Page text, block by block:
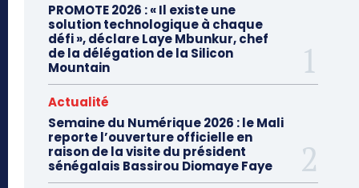
PROMOTE 2026 : « Il existe une
solution technologique à chaque
défi », déclare Laye Mbunkur, chef
de la délégation de la Silicon
Mountain
Actualité
Semaine du Numérique 2026 : le Mali
reporte l’ouverture officielle en
raison de la visite du président
sénégalais Bassirou Diomaye Faye